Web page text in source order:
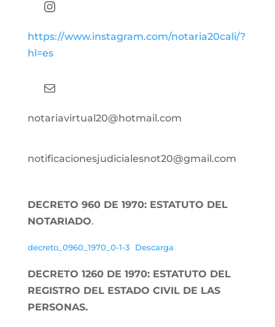
Instagram
https://www.instagram.com/notaria20cali/?
hl=es
Correo electrónico
notariavirtual20@hotmail.com
notificacionesjudicialesnot20@gmail.com
DECRETO 960 DE 1970: ESTATUTO DEL
NOTARIADO.
decreto_0960_1970_0-1-3 Descarga
DECRETO 1260 DE 1970: ESTATUTO DEL
REGISTRO DEL ESTADO CIVIL DE LAS
PERSONAS.